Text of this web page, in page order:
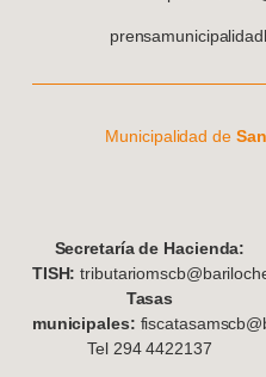
Municipalidad de
Secretaría de Hacienda:
TISH:
Tasas
municipales:
Tel 294 4422137